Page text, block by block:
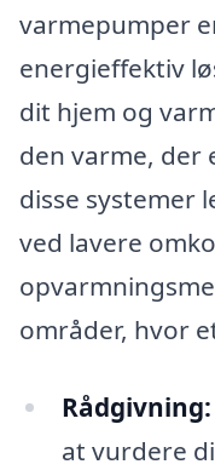
varmepumper
energieffektiv
dit hjem og
den varme, der
disse systemer
ved lavere
områder, hvor
Rådgivning:
at vurdere